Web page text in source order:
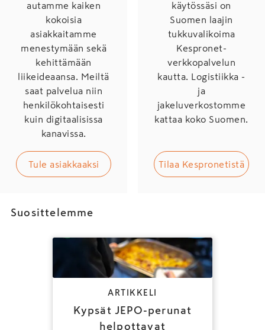
autamme kaiken
kokoisia
asiakkaitamme
menestymään sekä
kehittämään
liikeideaansa. Meiltä
saat palvelua niin
henkilökohtaisesti
kuin digitaalisissa
kanavissa.
Tule asiakkaaksi
käytössäsi on
Suomen laajin
tukkuvalikoima
Kespronet-
verkkopalvelun
kautta. Logistiikka -
ja
jakeluverkostomme
kattaa koko Suomen.
Tilaa Kespronetistä
Suosittelemme
ARTIKKELI
Kypsät JEPO-perunat
helpottavat